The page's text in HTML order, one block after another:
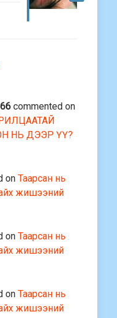
commented on
НЬ ДЭЭР ҮҮ?
onТаарсан нь
жишээний
onТаарсан нь
жишээний
onТаарсан нь
жишээний